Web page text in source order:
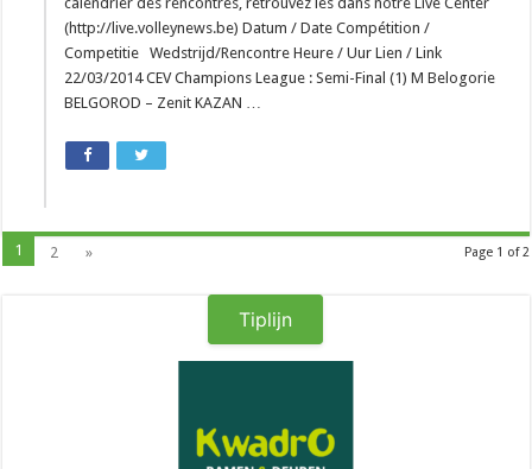
(http://live.volleynews.be) Datum / Date Compétition /
Competitie Wedstrijd/Rencontre Heure / Uur Lien / Link
22/03/2014 CEV Champions League : Semi-Final (1) M Belogorie
BELGOROD – Zenit KAZAN …
Page 1 of 2
1 2 »
Tiplijn